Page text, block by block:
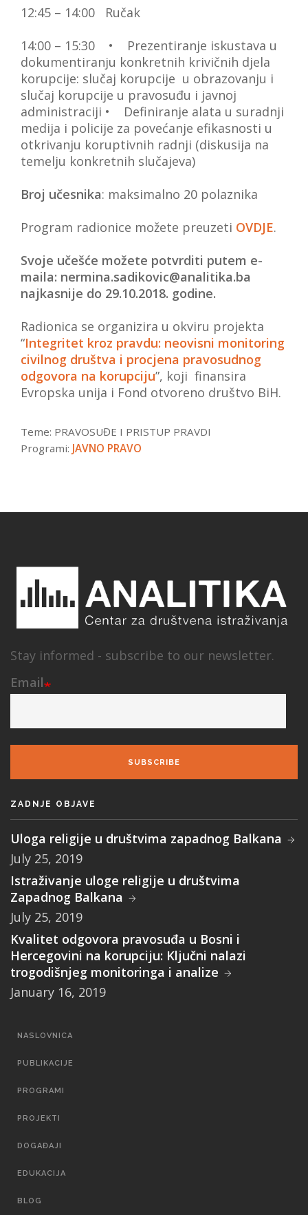
12:45 – 14:00 Ručak
14:00 – 15:30
• Prezentiranje iskustava u
dokumentiranju konkretnih krivičnih djela
korupcije: slučaj korupcije u obrazovanju i
slučaj korupcije u pravosuđu i javnoj
administraciji • Definiranje alata u suradnji
medija i policije za povećanje efikasnosti u
otkrivanju koruptivnih radnji (diskusija na
temelju konkretnih slučajeva)
Broj učesnika: maksimalno 20 polaznika
Program radionice možete preuzeti OVDJE.
Svoje učešće možete potvrditi putem e-
maila: nermina.sadikovic@analitika.ba
najkasnije do 29.10.2018. godine.
Radionica se organizira u okviru projekta
“Integritet kroz pravdu: neovisni monitoring
civilnog društva i procjena pravosudnog
odgovora na korupciju”, koji finansira
Evropska unija i Fond otvoreno društvo BiH.
Teme: PRAVOSUĐE I PRISTUP PRAVDI
Programi: JAVNO PRAVO
Stay informed - subscribe to our newsletter.
Email
SUBSCRIBE
ZADNJE OBJAVE
Uloga religije u društvima zapadnog Balkana
July 25, 2019
Istraživanje uloge religije u društvima
Zapadnog Balkana
July 25, 2019
Kvalitet odgovora pravosuđa u Bosni i
Hercegovini na korupciju: Ključni nalazi
trogodišnjeg monitoringa i analize
January 16, 2019
MAIN
NASLOVNICA
PUBLIKACIJE
PROGRAMI
PROJEKTI
DOGAĐAJI
EDUKACIJA
BLOG